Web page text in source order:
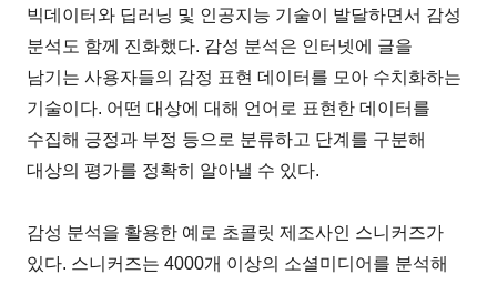
빅데이터와 딥러닝 및 인공지능 기술이 발달하면서 감성
분석도 함께 진화했다. 감성 분석은 인터넷에 글을
남기는 사용자들의 감정 표현 데이터를 모아 수치화하는
기술이다. 어떤 대상에 대해 언어로 표현한 데이터를
수집해 긍정과 부정 등으로 분류하고 단계를 구분해
대상의 평가를 정확히 알아낼 수 있다.
감성 분석을 활용한 예로 초콜릿 제조사인 스니커즈가
있다. 스니커즈는 4000개 이상의 소셜미디어를 분석해